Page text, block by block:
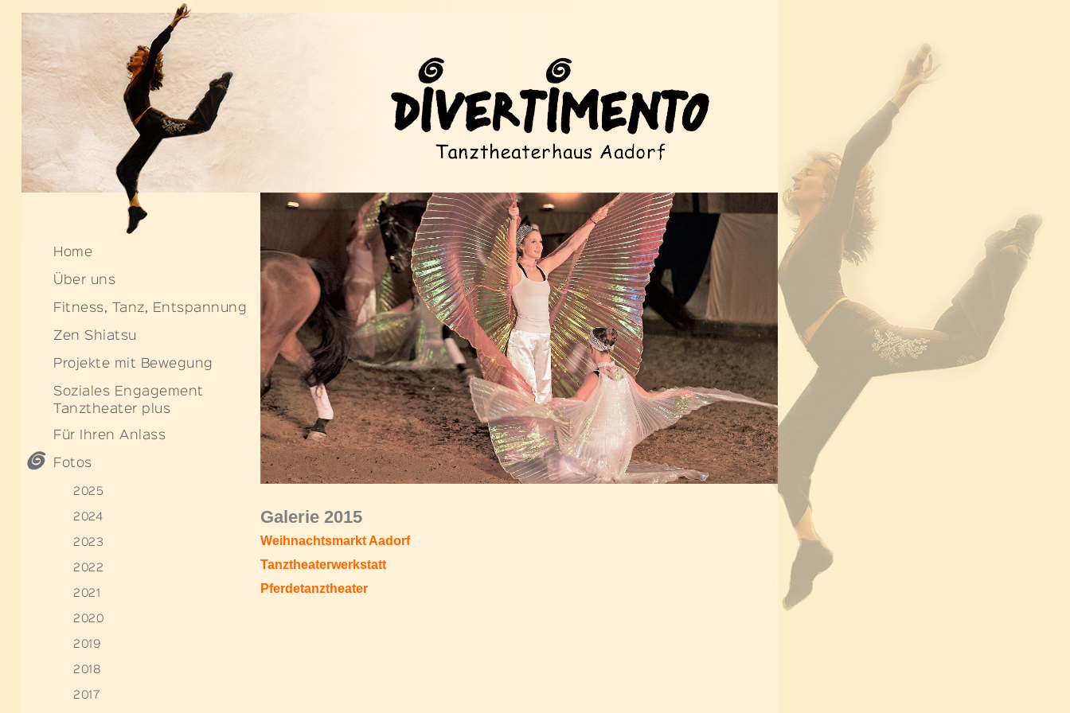
Home
Über uns
Fitness, Tanz, Entspannung
Zen Shiatsu
Projekte mit Bewegung
Soziales Engagement
Tanztheater plus
Für Ihren Anlass
Fotos
2025
2024
2023
2022
2021
2020
2019
2018
2017
Galerie 2015
Weihnachtsmarkt Aadorf
Tanztheaterwerkstatt
Pferdetanztheater